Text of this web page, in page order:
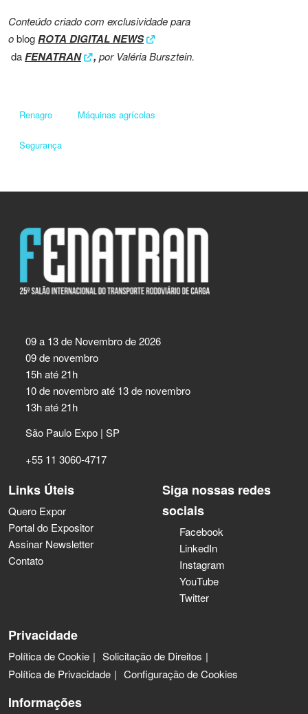
Conteúdo criado com exclusividade para
oblogROTA DIGITAL NEWS
daFENATRAN , por Valéria Bursztein.
Renagro Máquinas agrícolas
Segurança
09 a 13 de Novembro de 2026
09 de novembro
15h até 21h
10 de novembro até 13 de novembro
13h até 21h
São Paulo Expo | SP
+55 11 3060-4717
Links Úteis
Quero Expor
Portal do Expositor
Assinar Newsletter
Contato
Siga nossas redes
sociais
Facebook
LinkedIn
Instagram
YouTube
Twitter
Privacidade
Política de Cookie
Solicitação de Direitos
Política de Privacidade
Configuração de Cookies
Informações